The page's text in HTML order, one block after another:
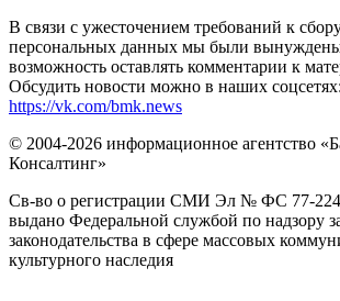
В связи с ужесточением требований к
персональных данных мы были
возможность оставлять комментарии к
Обсудить новости можно в наших соцсетях:
https://vk.com/bmk.news
© 2004-2026 информационное агентство
Консалтинг»
Св-во о регистрации СМИ Эл № ФС 77-
выдано Федеральной службой по надзору
законодательства в сфере массовых
культурного наследия